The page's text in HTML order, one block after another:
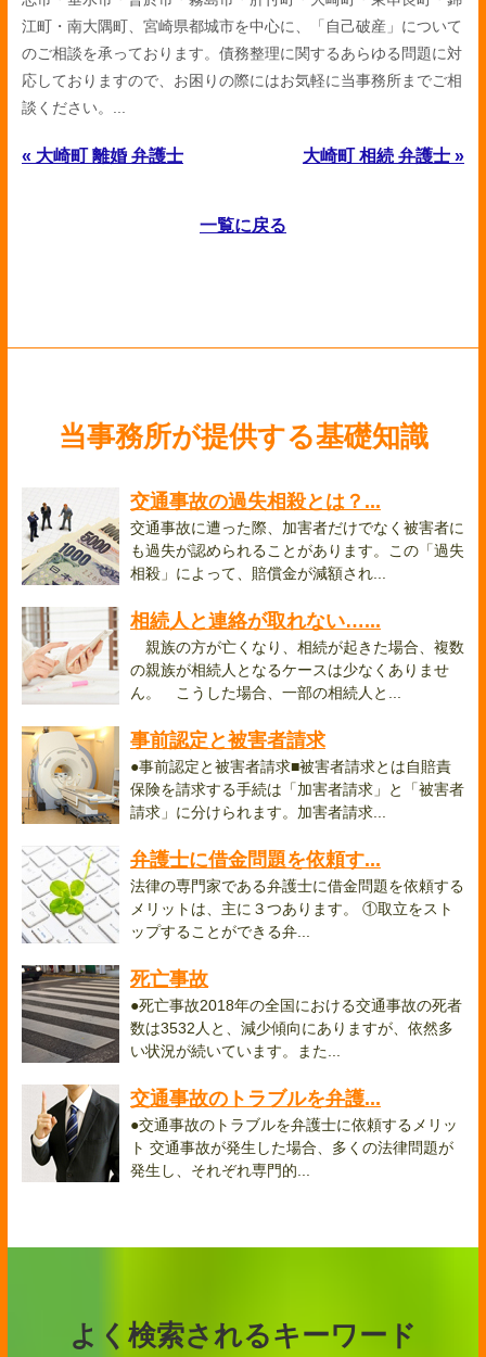
江町・南大隅町、宮崎県都城市を中心に、「自己破産」について
のご相談を承っております。債務整理に関するあらゆる問題に対
応しておりますので、お困りの際にはお気軽に当事務所までご相
談ください。...
« 大崎町 離婚 弁護士 大崎町 相続 弁護士 »
一覧に戻る
当事務所が提供する基礎知識
交通事故の過失相殺とは？...
交通事故に遭った際、加害者だけでなく被害者に
も過失が認められることがあります。この「過失
相殺」によって、賠償金が減額され...
相続人と連絡が取れない…...
親族の方が亡くなり、相続が起きた場合、複数
の親族が相続人となるケースは少なくありませ
ん。 こうした場合、一部の相続人と...
事前認定と被害者請求
●事前認定と被害者請求■被害者請求とは自賠責
保険を請求する手続は「加害者請求」と「被害者
請求」に分けられます。加害者請求...
弁護士に借金問題を依頼す...
法律の専門家である弁護士に借金問題を依頼する
メリットは、主に３つあります。 ①取立をスト
ップすることができる弁...
死亡事故
●死亡事故2018年の全国における交通事故の死者
数は3532人と、減少傾向にありますが、依然多
い状況が続いています。また...
交通事故のトラブルを弁護...
●交通事故のトラブルを弁護士に依頼するメリッ
ト 交通事故が発生した場合、多くの法律問題が
発生し、それぞれ専門的...
よく検索されるキーワード